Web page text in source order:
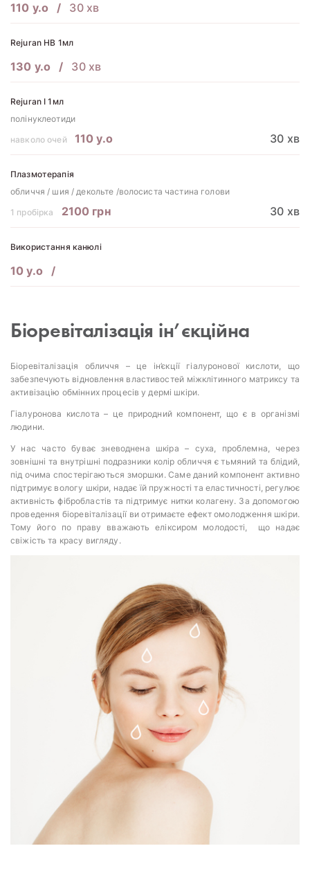
110 у.о 30 хв
Rejuran HB 1мл
130 у.о 30 хв
Rejuran I 1мл
полінуклеотиди
навколо очей 110 у.о 30 хв
Плазмотерапія
обличчя / шия / декольте /волосиста частина голови
1 пробірка 2100 грн 30 хв
Використання канюлі
10 у.о
Біоревіталізація ін’єкційна
Біоревіталізація обличчя – це ін’єкції гіалуронової кислоти, що
забезпечують відновлення властивостей міжклітинного матриксу та
активізацію обмінних процесів у дермі шкіри.
Гіалуронова кислота – це природний компонент, що є в організмі
людини.
У нас часто буває зневоднена шкіра – суха, проблемна, через
зовнішні та внутрішні подразники колір обличчя є тьмяний та блідий,
під очима спостерігаються зморшки. Саме даний компонент активно
підтримує вологу шкіри, надає їй пружності та еластичності, регулює
активність фібробластів та підтримує нитки колагену. За допомогою
проведення біоревіталізації ви отримаєте ефект омолодження шкіри.
Тому його по праву вважають еліксиром молодості, що надає
свіжість та красу вигляду.